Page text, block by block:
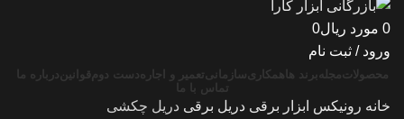
0 مورد ریال0
ورود / ثبت نام
محصولاتمجله برند ها همکاریسازمانیتعمیر و اجارهدست دوم قوانین درباره ما
تماس با ما
خانه رونیکس ابزار برقی دریل برقی دریل چکشی